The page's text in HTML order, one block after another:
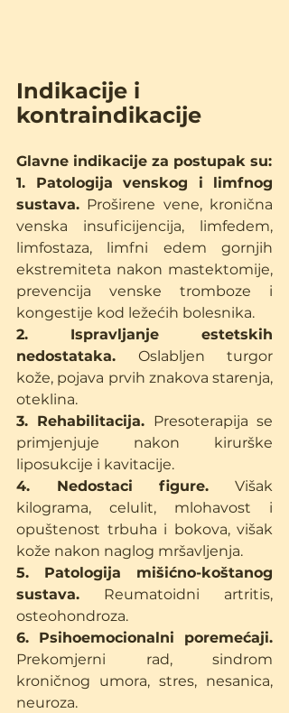
Indikacije i
kontraindikacije
Glavne indikacije za postupak su:
1. Patologija venskog i limfnog
sustava. Proširene vene, kronična
venska insuficijencija, limfedem,
limfostaza, limfni edem gornjih
ekstremiteta nakon mastektomije,
prevencija venske tromboze i
kongestije kod ležećih bolesnika.
2. Ispravljanje estetskih
nedostataka. Oslabljen turgor
kože, pojava prvih znakova starenja,
oteklina.
3. Rehabilitacija. Presoterapija se
primjenjuje nakon kirurške
liposukcije i kavitacije.
4. Nedostaci figure. Višak
kilograma, celulit, mlohavost i
opuštenost trbuha i bokova, višak
kože nakon naglog mršavljenja.
5. Patologija mišićno-koštanog
sustava. Reumatoidni artritis,
osteohondroza.
6. Psihoemocionalni poremećaji.
Prekomjerni rad, sindrom
kroničnog umora, stres, nesanica,
neuroza.